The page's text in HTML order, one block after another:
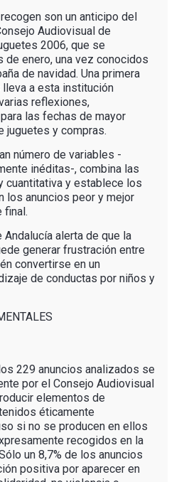
son un anticipo del
Audiovisual de
2006, que se
de enero, una vez conocidos
de navidad. Una primera
a esta institución
reflexiones,
las fechas de mayor
juguetes y compras.
número de variables -
inéditas-, combina las
cuantitativa y establece los
los anuncios peor y mejor
final.
alerta de que la
generar frustración entre
convertirse en un
de conductas por niños y
229 anuncios analizados se
por el Consejo Audiovisual
elementos de
éticamente
si no se producen en ellos
recogidos en la
un 8,7% de los anuncios
positiva por aparecer en